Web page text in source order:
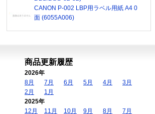
CANON P-002 LBP用ラベル用紙 A4 0
面 (6055A006)
商品更新履歴
2026年
8月
7月 6月 5月 4月
3月
2月
1月
2025年
12月
11月 10月 9月 8月
7月